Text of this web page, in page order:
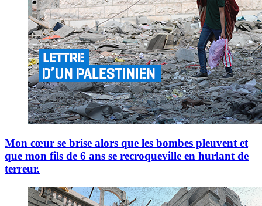
Mon cœur se brise alors que les bombes pleuvent et
que mon fils de 6 ans se recroqueville en hurlant de
terreur.